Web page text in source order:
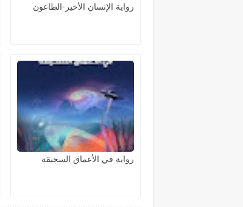
رواية الإنسان الأخير-الطاعون
رواية في الأعماق السحيقة